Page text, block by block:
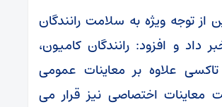
توجه ویژه به سلامت رانندگان
داد و افزود: رانندگان کامیون،
علاوه بر معاینات عمومی
معاینات اختصاصی نیز قرار می